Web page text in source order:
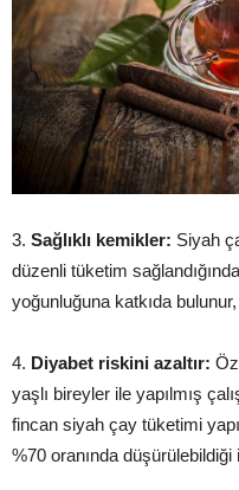
3. Sağlıklı kemikler: Siyah
düzenli tüketim
yoğunluğuna katkıda
4. Diyabet riskini azaltır:
yaşlı bireyler ile yapılmış
fincan siyah çay tüketimi
%70 oranında